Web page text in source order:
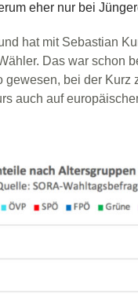
eher nur bei
hat mit Sebastian
Das war schon
gewesen, bei der Kurz
auch auf